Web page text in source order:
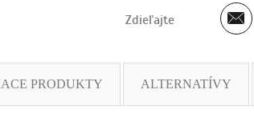
Zdieľajte
PRODUKTY ALTERNATÍVY